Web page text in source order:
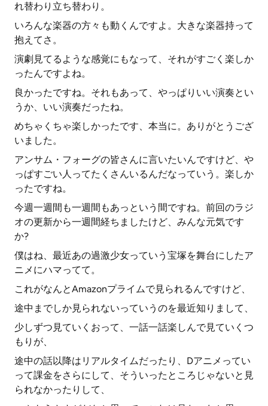
れ替わり立ち替わり。
いろんな楽器の方々も動くんですよ。大きな楽器持って
抱えてさ。
演劇見てるような感覚にもなって、それがすごく楽しか
ったんですよね。
良かったですね。それもあって、やっぱりいい演奏とい
うか、いい演奏だったね。
めちゃくちゃ楽しかったです、本当に。ありがとうござ
いました。
アンサム・フォーグの皆さんに言いたいんですけど、や
っぱすごい人ってたくさんいるんだなっていう。楽しか
ったですね。
今週一週間も一週間もあっという間ですね。前回のラジ
オの更新から一週間経ちましたけど、みんな元気です
か?
僕はね、最近あの過激少女っていう宝塚を舞台にしたア
ニメにハマってて。
これがなんとAmazonプライムで見られるんですけど、
途中までしか見られないっていうのを最近知りまして、
少しずつ見ていくおって、一話一話楽しんで見ていくつ
もりが、
途中の話以降はリアルタイムだったり、Dアニメってい
って課金をさらにして、そういったところじゃないと見
られなかったりして、